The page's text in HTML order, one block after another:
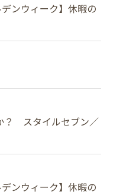
ンウィーク】休暇の
？ スタイルセブン／
ンウィーク】休暇の